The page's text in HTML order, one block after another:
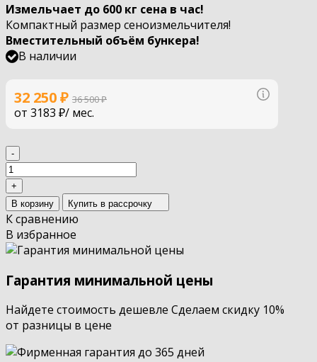
Измельчает до 600 кг сена в час!
Компактный размер сеноизмельчителя!
Вместительный объём бункера!
В наличии
32 250₽ 36 500₽
от 3183 ₽/ мес.
Узнать
-
+
В корзину
Купить в рассрочку
К сравнению
В избранное
Гарантия минимальной цены
Найдете стоимость дешевле Сделаем скидку 10%
от разницы в цене